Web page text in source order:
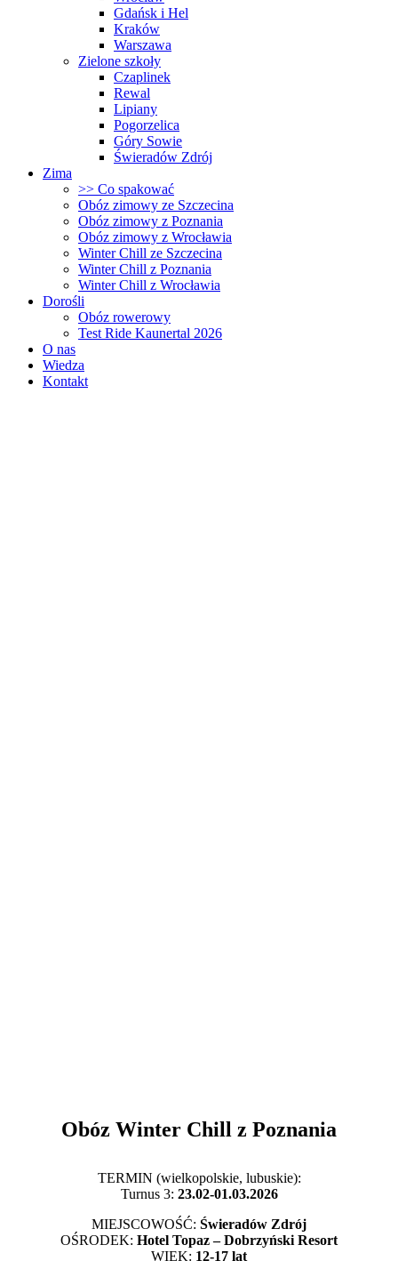
Gdańsk i Hel
Kraków
Warszawa
Zielone szkoły
Czaplinek
Rewal
Lipiany
Pogorzelica
Góry Sowie
Świeradów Zdrój
Zima
>> Co spakować
Obóz zimowy ze Szczecina
Obóz zimowy z Poznania
Obóz zimowy z Wrocławia
Winter Chill ze Szczecina
Winter Chill z Poznania
Winter Chill z Wrocławia
Dorośli
Obóz rowerowy
Test Ride Kaunertal 2026
O nas
Wiedza
Kontakt
Obóz Winter Chill z Poznania
TERMIN (wielkopolskie, lubuskie):
Turnus 3: 23.02-01.03.2026
MIEJSCOWOŚĆ: Świeradów Zdrój
OŚRODEK: Hotel Topaz – Dobrzyński Resort
WIEK: 12-17 lat